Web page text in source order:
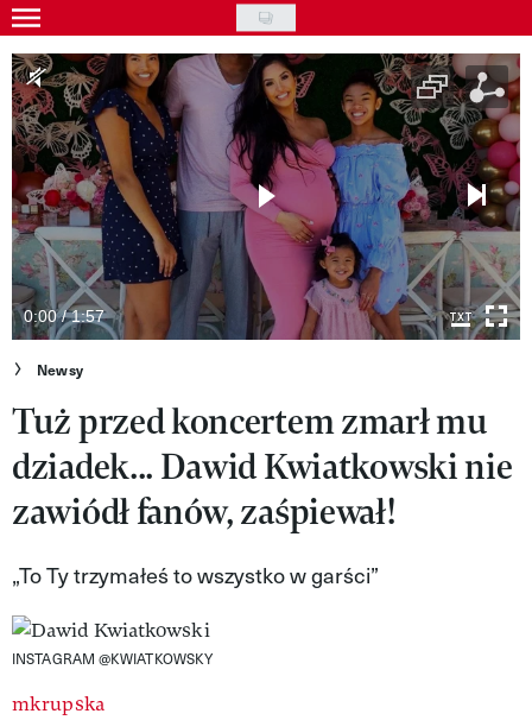
Skip
to
main
content
Gwiazdy
Ludzie
Moda
Uroda
Styl życia
Kultura
Wideo
Nasze akcje
VIVA!ART
VIVA!MODA
VIVA!PEOPLE POWER
VIVA!ITAKA
0:00 / 1:57
Newsy
Tuż przed koncertem zmarł mu
dziadek... Dawid Kwiatkowski nie
zawiódł fanów, zaśpiewał!
„To Ty trzymałeś to wszystko w garści”
INSTAGRAM @KWIATKOWSKY
mkrupska